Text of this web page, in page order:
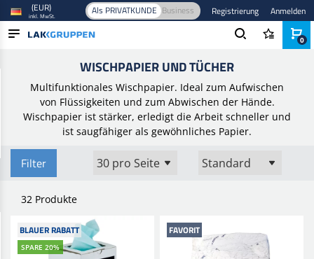
BRANCHEN
MARKEN
BLOG
(EUR)
inkl. MwSt. Als PRIVATKUNDE Business Registrierung Anmelden
WISCHPAPIER UND TÜCHER
Multifunktionales Wischpapier. Ideal zum Aufwischen
von Flüssigkeiten und zum Abwischen der Hände.
Wischpapier ist stärker, erledigt die Arbeit schneller und
ist saugfähiger als gewöhnliches Papier.
Filter
32 Produkte
BLAUER RABATT
SPARE 20%
FAVORIT
0